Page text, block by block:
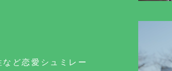
など恋愛シュミレー